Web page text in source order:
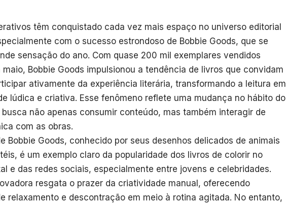
têm conquistado cada vez mais espaço no universo editorial
com o sucesso estrondoso de Bobbie Goods, que se
sensação do ano. Com quase 200 mil exemplares vendidos
Bobbie Goods impulsionou a tendência de livros que convidam
ativamente da experiência literária, transformando a leitura em
lúdica e criativa. Esse fenômeno reflete uma mudança no hábito do
não apenas consumir conteúdo, mas também interagir de
com as obras.
Bobbie Goods, conhecido por seus desenhos delicados de animais
é um exemplo claro da popularidade dos livros de colorir no
e das redes sociais, especialmente entre jovens e celebridades.
resgata o prazer da criatividade manual, oferecendo
relaxamento e descontração em meio à rotina agitada. No entanto,